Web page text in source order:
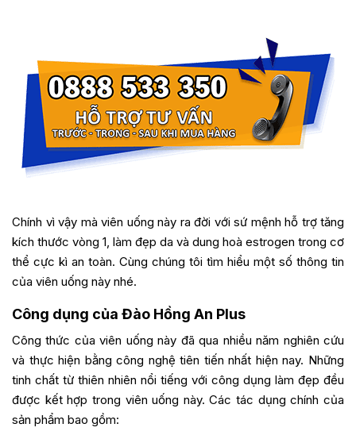
Chính vì vậy mà viên uống này ra đời với sứ mệnh hỗ trợ tăng
kích thước vòng 1, làm đẹp da và dung hoà estrogen trong cơ
thể cực kì an toàn. Cùng chúng tôi tìm hiểu một số thông tin
của viên uống này nhé.
Công dụng của Đào Hồng An Plus
Công thức của viên uống này đã qua nhiều năm nghiên cứu
và thực hiện bằng công nghệ tiên tiến nhất hiện nay. Những
tinh chất từ thiên nhiên nổi tiếng với công dụng làm đẹp đều
được kết hợp trong viên uống này. Các tác dụng chính của
sản phẩm bao gồm: